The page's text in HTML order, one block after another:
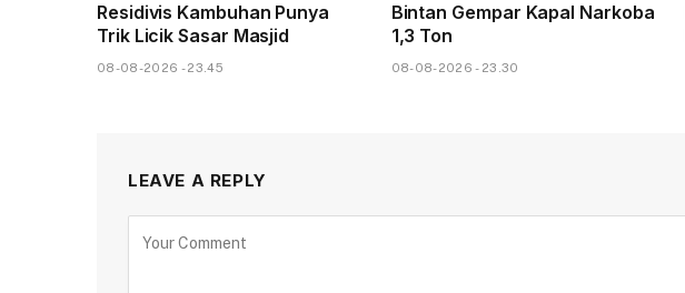
Residivis Kambuhan Punya
Trik Licik Sasar Masjid
08-08-2026 - 23.45
Bintan Gempar Kapal Narkoba
1,3 Ton
08-08-2026 - 23.30
LEAVE A REPLY